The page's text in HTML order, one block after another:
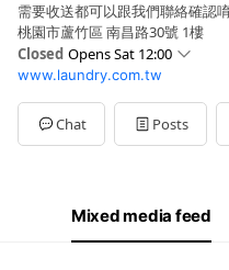
需要收送都可以跟我們聯絡確認
桃園市蘆竹區 南昌路30號 1樓
Closed Opens Sat 12:00
SunClosed
Mon09:00 - 21:00
Tue09:00 - 21:00
Wed09:00 - 21:00
12:00 - 21:00
www.laundry.com.tw
Chat Posts
Mixed media feed